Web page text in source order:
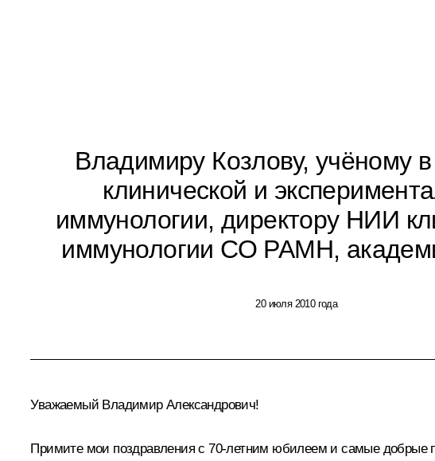
Владимиру Козлову, учёному
клинической и
иммунологии, директору НИИ
иммунологии СО РАМН,
20 июля 2010 года
Уважаемый Владимир Александрович!
Примите мои поздравления с 70-летним юбилеем и самые добрые